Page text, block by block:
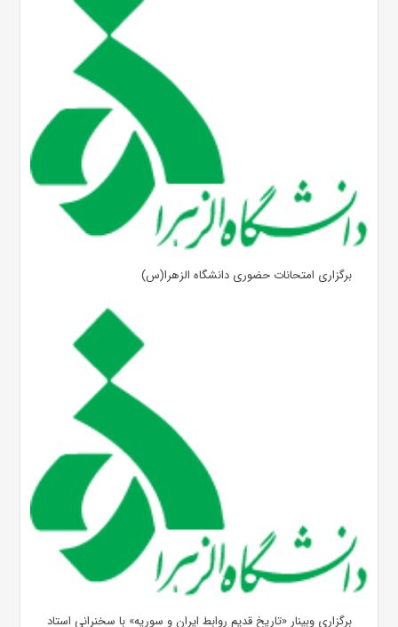
برگزاری امتحانات حضوری دانشگاه الزهرا(س)
برگزاری وبینار «تاریخ قدیم روابط ایران و سوریه» با سخنرانی استاد